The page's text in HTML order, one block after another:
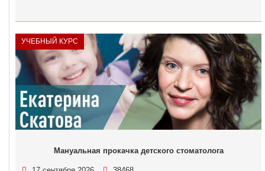
УЧЕБНЫЙ КУРС
Мануальная прокачка детского стоматолога